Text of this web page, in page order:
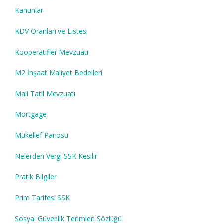
Kanunlar
KDV Oranları ve Listesi
Kooperatifler Mevzuatı
M2 İnşaat Maliyet Bedelleri
Mali Tatil Mevzuatı
Mortgage
Mükellef Panosu
Nelerden Vergi SSK Kesilir
Pratik Bilgiler
Prim Tarifesi SSK
Sosyal Güvenlik Terimleri Sözlüğü